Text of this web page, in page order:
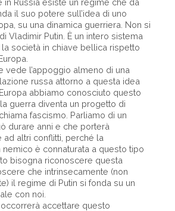
in Russia esiste un regime che da
il suo potere sull’idea di uno
su una dinamica guerriera. Non si
Vladimir Putin. È un intero sistema
società in chiave bellica rispetto
vede l’appoggio almeno di una
russa attorno a questa idea
abbiamo conosciuto questo
guerra diventa un progetto di
fascismo. Parliamo di un
durare anni e che porterà
ad altri conflitti, perché la
è connaturata a questo tipo
bisogna riconoscere questa
che intrinsecamente (non
il regime di Putin si fonda su un
con noi.
accettare questo